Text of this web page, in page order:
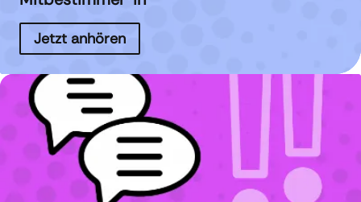
Jetzt anhören